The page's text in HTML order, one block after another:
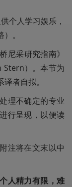
个人学习娱乐，
。
尼采研究指南》
Stern）。本节为
者自拟。
理不确定的专业
行呈现，以便读
注将在文末以中
人精力有限，难